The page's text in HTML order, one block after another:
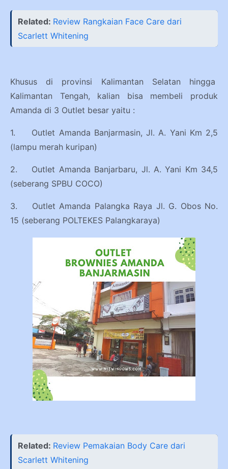
Related: Review Rangkaian Face Care dari
Scarlett Whitening
Khusus di provinsi Kalimantan Selatan hingga
Kalimantan Tengah, kalian bisa membeli produk
Amanda di 3 Outlet besar yaitu :
1.
Outlet Amanda Banjarmasin, Jl. A. Yani Km 2,5
(lampu merah kuripan)
2.
Outlet Amanda Banjarbaru, Jl. A. Yani Km 34,5
(seberang SPBU COCO)
3.
Outlet Amanda Palangka Raya Jl. G. Obos No.
15 (seberang POLTEKES Palangkaraya)
Related: Review Pemakaian Body Care dari
Scarlett Whitening